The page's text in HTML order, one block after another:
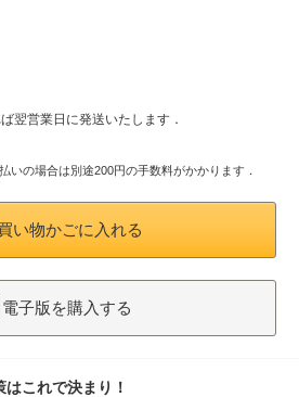
翌営業日に発送いたします．
いの場合は別途200円の手数料がかかります．
い物かごに入れる
電子版を購入する
これで決まり！